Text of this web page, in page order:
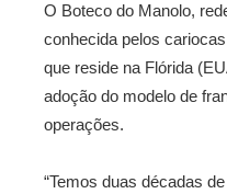
O Boteco do Manolo,
conhecida pelos
que reside na Flórida
adoção do modelo de
operações.
“Temos duas décadas